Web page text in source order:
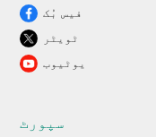
فیس بُک
ٹویٹر
یوٹیوب
سپورٹ